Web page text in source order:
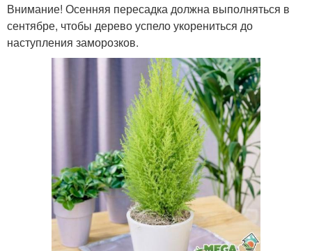
Внимание! Осенняя пересадка должна выполняться в
сентябре, чтобы дерево успело укорениться до
наступления заморозков.